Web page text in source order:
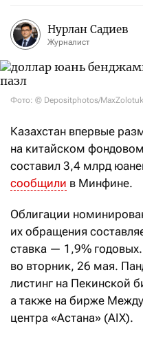
Нурлан Садиев
Журналист
Фото: © Depositphotos/
Казахстан впервые
на китайском
составил 3,4 млрд
сообщили в Минфине.
Облигации
их обращения
ставка — 1,9%
во вторник, 26 мая.
листинг на Пекинской
а также на бирже
центра «Астана» (AIX).